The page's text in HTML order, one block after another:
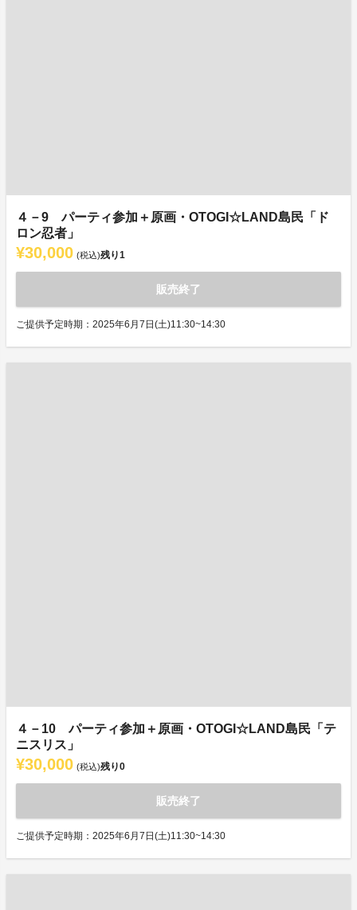
４－9 パーティ参加＋原画・OTOGI☆LAND島民「ド
ロン忍者」
¥30,000 (税込)残り1
販売終了
ご提供予定時期：2025年6月7日(土)11:30~14:30
４－10 パーティ参加＋原画・OTOGI☆LAND島民「テ
ニスリス」
¥30,000 (税込)残り0
販売終了
ご提供予定時期：2025年6月7日(土)11:30~14:30